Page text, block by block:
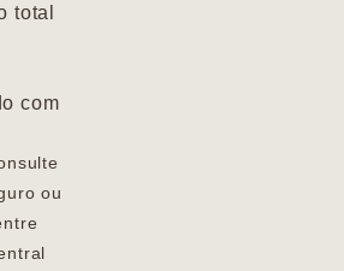
total
com
ou